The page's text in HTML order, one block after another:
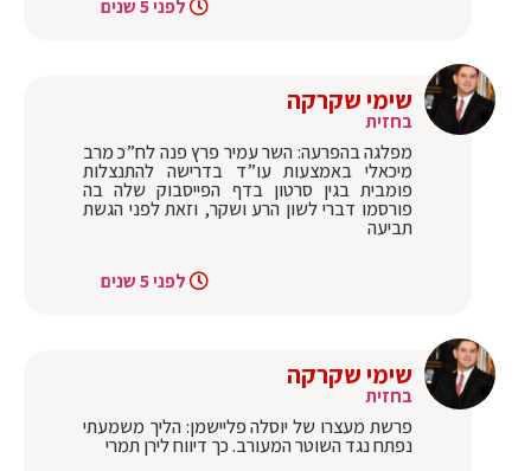
לפני 5 שנים
שימי שקרקה
בחזית
מפלגה בהפרעה: השר עמיר פרץ פנה לח”כ מרב
מיכאלי באמצעות עו”ד בדרישה להתנצלות
פומבית בגין סרטון בדף הפייסבוק שלה בה
פורסמו דברי לשון הרע ושקר, וזאת לפני הגשת
תביעה
לפני 5 שנים
שימי שקרקה
בחזית
פרשת מעצרו של יוסלה פליישמן: הליך משמעתי
נפתח נגד השוטר המעורב. כך דיווח לירן תמרי